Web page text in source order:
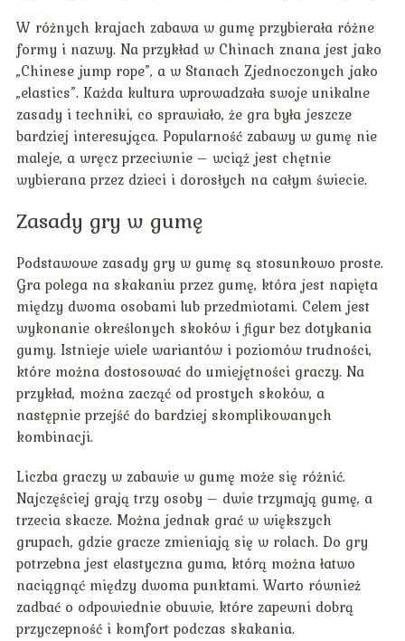
W różnych krajach zabawa w gumę przybierała różne
formy i nazwy. Na przykład w Chinach znana jest jako
„Chinese jump rope”, a w Stanach Zjednoczonych jako
„elastics”. Każda kultura wprowadzała swoje unikalne
zasady i techniki, co sprawiało, że gra była jeszcze
bardziej interesująca. Popularność zabawy w gumę nie
maleje, a wręcz przeciwnie – wciąż jest chętnie
wybierana przez dzieci i dorosłych na całym świecie.
Zasady gry w gumę
Podstawowe zasady gry w gumę są stosunkowo proste.
Gra polega na skakaniu przez gumę, która jest napięta
między dwoma osobami lub przedmiotami. Celem jest
wykonanie określonych skoków i figur bez dotykania
gumy. Istnieje wiele wariantów i poziomów trudności,
które można dostosować do umiejętności graczy. Na
przykład, można zacząć od prostych skoków, a
następnie przejść do bardziej skomplikowanych
kombinacji.
Liczba graczy w zabawie w gumę może się różnić.
Najczęściej grają trzy osoby – dwie trzymają gumę, a
trzecia skacze. Można jednak grać w większych
grupach, gdzie gracze zmieniają się w rolach. Do gry
potrzebna jest elastyczna guma, którą można łatwo
naciągnąć między dwoma punktami. Warto również
zadbać o odpowiednie obuwie, które zapewni dobrą
przyczepność i komfort podczas skakania.